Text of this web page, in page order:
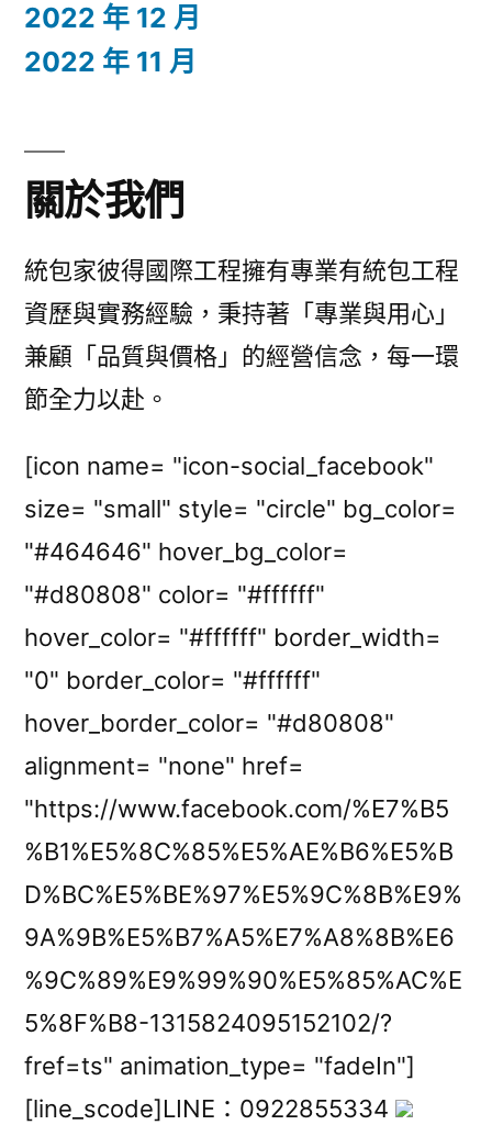
2022 年 12 月
2022 年 11 月
關於我們
統包家彼得國際工程擁有專業有統包工程
資歷與實務經驗，秉持著「專業與用心」
兼顧「品質與價格」的經營信念，每一環
節全力以赴。
[icon name= "icon-social_facebook"
size= "small" style= "circle" bg_color=
"#464646" hover_bg_color=
"#d80808" color= "#ffffff"
hover_color= "#ffffff" border_width=
"0" border_color= "#ffffff"
hover_border_color= "#d80808"
alignment= "none" href=
"https://www.facebook.com/%E7%B5
%B1%E5%8C%85%E5%AE%B6%E5%B
D%BC%E5%BE%97%E5%9C%8B%E9%
9A%9B%E5%B7%A5%E7%A8%8B%E6
%9C%89%E9%99%90%E5%85%AC%E
5%8F%B8-1315824095152102/?
fref=ts" animation_type= "fadeIn"]
[line_scode]LINE：0922855334